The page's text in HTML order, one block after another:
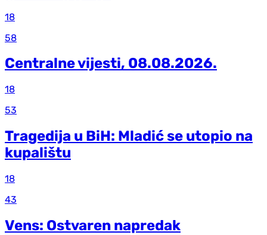
18
58
Centralne vijesti, 08.08.2026.
18
53
Tragedija u BiH: Mladić se utopio na
kupalištu
18
43
Vens: Ostvaren napredak